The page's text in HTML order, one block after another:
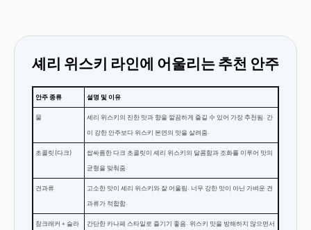
셰리 위스키 라인에 어울리는 추천 안주
안주 종류 설명 및 이유
물
셰리 위스키의 진한 맛과 향을 깔끔하게 즐길 수 있어 가장 추천됨. 간
이 강한 안주보다 위스키 본연의 맛을 살려줌.
초콜릿 (다크)
쌉싸름한 다크 초콜릿이 셰리 위스키의 달콤함과 조화를 이루어 맛의
균형을 맞춰줌.
견과류
고소한 맛이 셰리 위스키와 잘 어울림. 너무 강한 맛이 아닌 가벼운 견
과류가 적합함.
참크래커 + 슬라 간단한 카나페 스타일로 즐기기 좋음. 위스키 맛을 방해하지 않으면서